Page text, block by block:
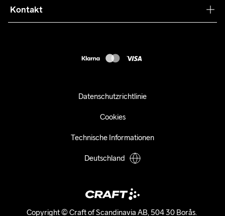
Press
Kundendienst
Kontakt
Copyright © Craft of Scandinavia AB, 504 30 Borås.
Datenschutzrichtlinie
Cookies
Technische Informationen
Deutschland